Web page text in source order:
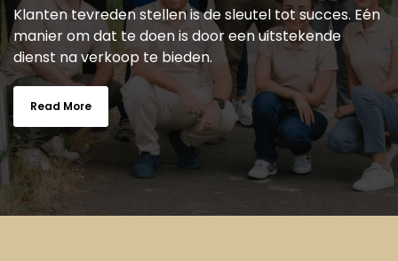
Klanten tevreden stellen is de sleutel tot succes. Eén
manier om dat te doen is door een uitstekende
dienst na verkoop te bieden.
Read More